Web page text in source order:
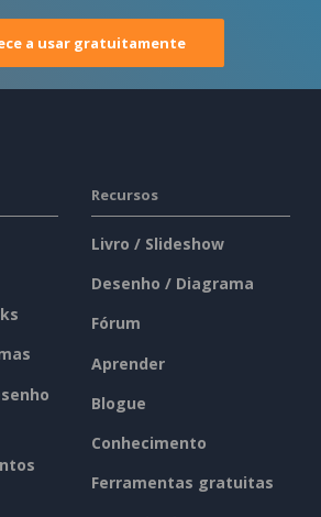
a usar gratuitamente
Recursos
Livro / Slideshow
Desenho / Diagrama
Fórum
Aprender
Blogue
Conhecimento
Ferramentas gratuitas